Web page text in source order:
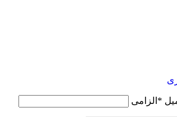
* الزامی